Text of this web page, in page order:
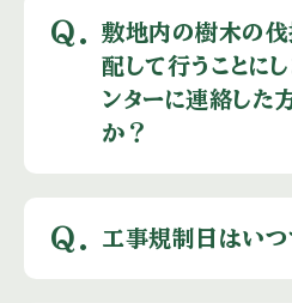
Q.
敷地内の樹木の
配して行うことに
ンターに連絡した
か？
Q. 工事規制日はいつ